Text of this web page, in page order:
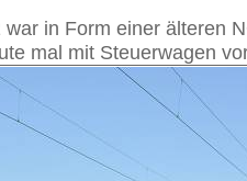
war in Form einer älteren
mal mit Steuerwagen